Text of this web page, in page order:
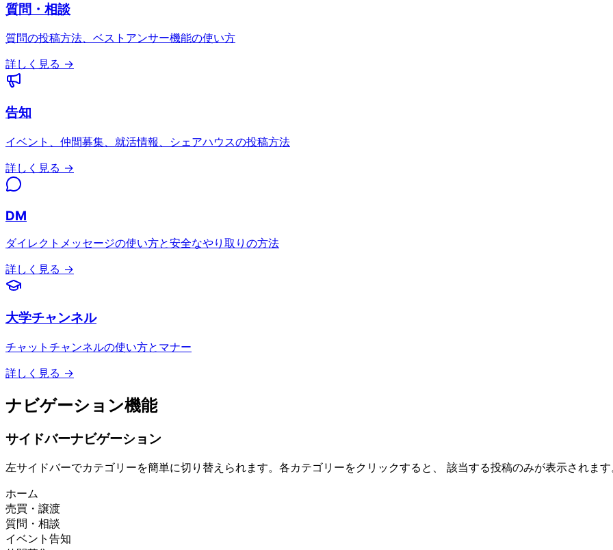
質問・相談
質問の投稿方法、ベストアンサー機能の使い方
詳しく見る →
告知
イベント、仲間募集、就活情報、シェアハウスの投稿方法
詳しく見る →
DM
ダイレクトメッセージの使い方と安全なやり取りの方法
詳しく見る →
大学チャンネル
チャットチャンネルの使い方とマナー
詳しく見る →
ナビゲーション機能
サイドバーナビゲーション
左サイドバーでカテゴリーを簡単に切り替えられます。各カテゴリーをクリックすると、 該当する投稿のみが表示されます
ホーム
売買・譲渡
質問・相談
イベント告知